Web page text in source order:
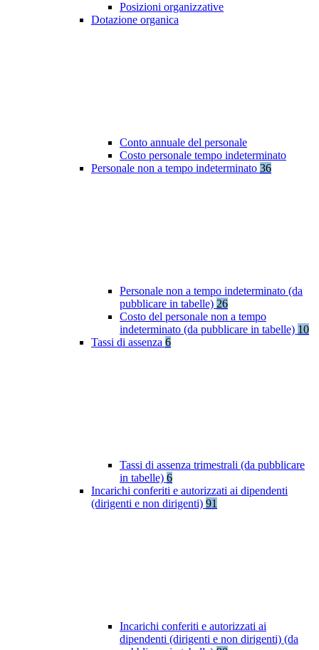
Posizioni organizzative
Dotazione organica
Conto annuale del personale
Costo personale tempo indeterminato
Personale non a tempo indeterminato 36
Personale non a tempo indeterminato (da
pubblicare in tabelle) 26
Costo del personale non a tempo
indeterminato (da pubblicare in tabelle) 10
Tassi di assenza 6
Tassi di assenza trimestrali (da pubblicare
in tabelle) 6
Incarichi conferiti e autorizzati ai dipendenti
(dirigenti e non dirigenti) 91
Incarichi conferiti e autorizzati ai
dipendenti (dirigenti e non dirigenti) (da